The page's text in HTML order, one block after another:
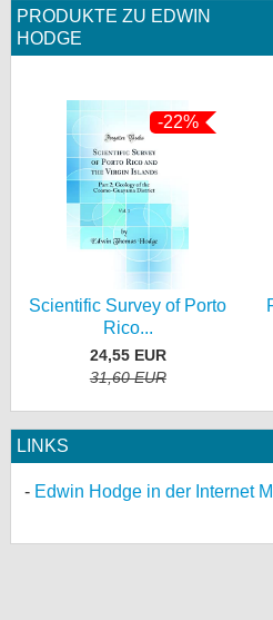
PRODUKTE ZU EDWIN
HODGE
-22%
Scientific Survey of Porto
Rico...
24,55 EUR
31,60 EUR
LINKS
Edwin Hodge in der Internet